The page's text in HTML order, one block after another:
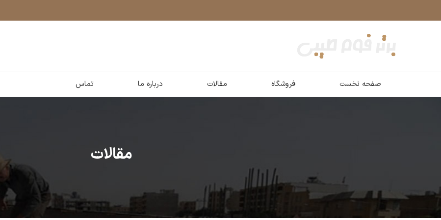
صفحه نخست فروشگاه مقالات درباره ما تماس
مقالات